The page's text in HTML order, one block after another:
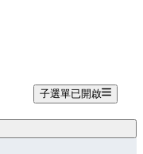
子選單已開啟